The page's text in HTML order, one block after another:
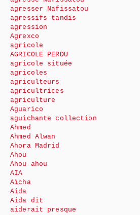
agresser Nafissatou
agressifs tandis
agression
Agrexco
agricole
AGRICOLE PERDU
agricole située
agricoles
agriculteurs
agricultrices
agriculture
Aguarico
aguichante collection
Ahmed
Ahmed Alwan
Ahora Madrid
Ahou
Ahou ahou
AIA
Aïcha
Aida
Aida dit
aiderait presque